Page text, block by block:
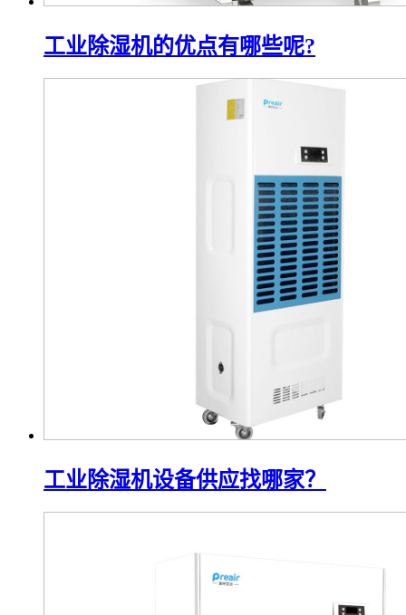
工业除湿机的优点有哪些呢?
工业除湿机设备供应找哪家？